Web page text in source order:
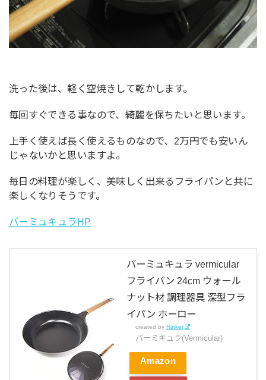
洗った後は、軽く空焼きして乾かします。
毎回すぐできる事なので、綺麗を保ちたいと思います。
上手く使えば長く使えるものなので、2万円でも安いん
じゃないかと思いますよ。
毎日の料理が楽しく、美味しく出来るフライパンと共に
楽しくなりそうです。
バーミュキュラHP
バーミュキュラ vermicular
フライパン 24cm ウォール
ナット材 調理器具 深型フラ
イパン ホーロー
created by Rinker
バーミキュラ(Vermicular)
Amazon